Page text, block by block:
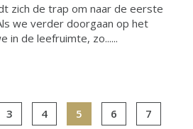
zich de trap om naar de eerste
we verder doorgaan op het
in de leefruimte, zo......
3 4 5 6 7